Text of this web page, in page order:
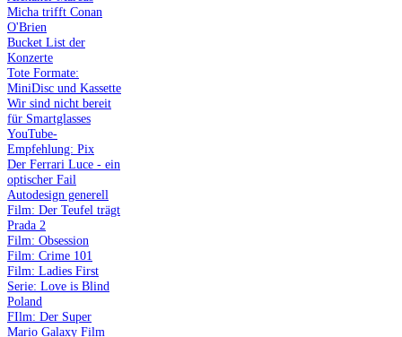
Micha trifft Conan
O'Brien
Bucket List der
Konzerte
Tote Formate:
MiniDisc und Kassette
Wir sind nicht bereit
für Smartglasses
YouTube-
Empfehlung: Pix
Der Ferrari Luce - ein
optischer Fail
Autodesign generell
Film: Der Teufel trägt
Prada 2
Film: Obsession
Film: Crime 101
Film: Ladies First
Serie: Love is Blind
Poland
FIlm: Der Super
Mario Galaxy Film